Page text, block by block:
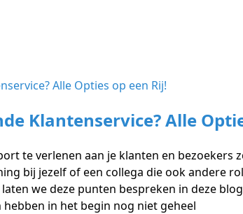
Klantenservice? Alle
te verlenen aan je klanten en
bij jezelf of een collega die ook andere
we deze punten bespreken in deze
in het begin nog niet geheel